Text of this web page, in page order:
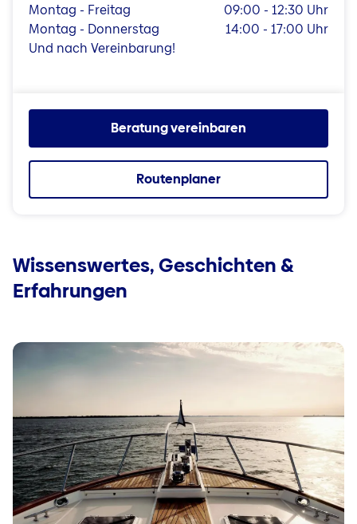
Montag - Freitag
09:00 - 12:30 Uhr
Montag - Donnerstag
14:00 - 17:00 Uhr
Und nach Vereinbarung!
Beratung vereinbaren
Routenplaner
Wissenswertes, Geschichten &
Erfahrungen